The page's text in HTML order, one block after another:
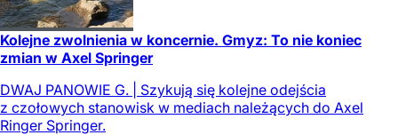
Kolejne zwolnienia w koncernie. Gmyz: To nie koniec
zmian w Axel Springer
DWAJ PANOWIE G. | Szykują się kolejne odejścia
z czołowych stanowisk w mediach należących do Axel
Ringer Springer.